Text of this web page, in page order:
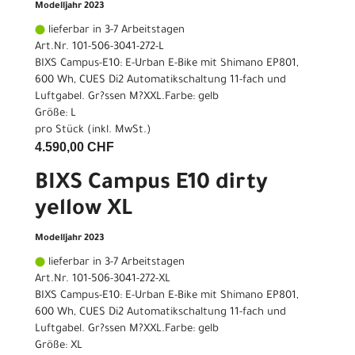
Modelljahr 2023
lieferbar in 3-7 Arbeitstagen
Art.Nr. 101-506-3041-272-L
BIXS Campus-E10: E-Urban E-Bike mit Shimano EP801,
600 Wh, CUES Di2 Automatikschaltung 11-fach und
Luftgabel. Gr?ssen M?XXL.Farbe: gelb
Größe: L
pro Stück (inkl. MwSt.)
4.590,00 CHF
BIXS Campus E10 dirty
yellow XL
Modelljahr 2023
lieferbar in 3-7 Arbeitstagen
Art.Nr. 101-506-3041-272-XL
BIXS Campus-E10: E-Urban E-Bike mit Shimano EP801,
600 Wh, CUES Di2 Automatikschaltung 11-fach und
Luftgabel. Gr?ssen M?XXL.Farbe: gelb
Größe: XL